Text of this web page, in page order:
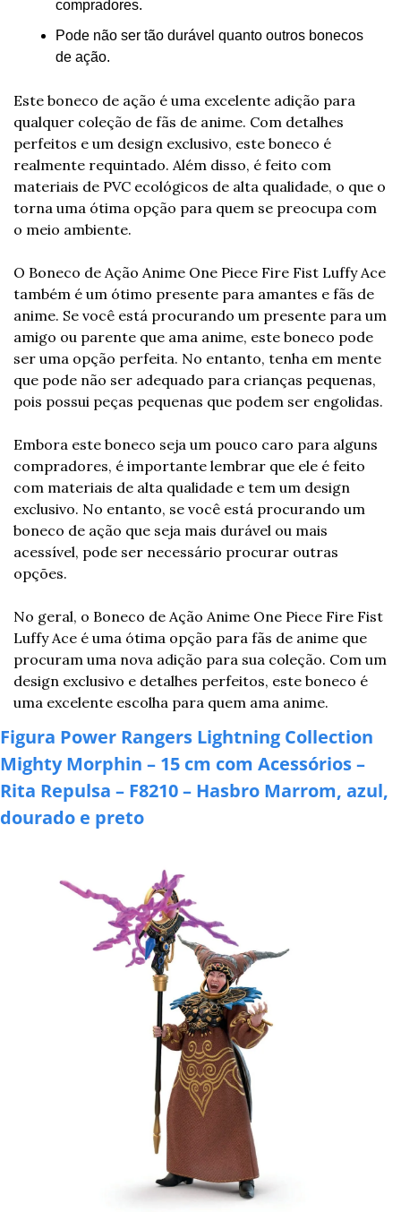
compradores.
Pode não ser tão durável quanto outros bonecos
de ação.
Este boneco de ação é uma excelente adição para
qualquer coleção de fãs de anime. Com detalhes
perfeitos e um design exclusivo, este boneco é
realmente requintado. Além disso, é feito com
materiais de PVC ecológicos de alta qualidade, o que o
torna uma ótima opção para quem se preocupa com
o meio ambiente.
O Boneco de Ação Anime One Piece Fire Fist Luffy Ace
também é um ótimo presente para amantes e fãs de
anime. Se você está procurando um presente para um
amigo ou parente que ama anime, este boneco pode
ser uma opção perfeita. No entanto, tenha em mente
que pode não ser adequado para crianças pequenas,
pois possui peças pequenas que podem ser engolidas.
Embora este boneco seja um pouco caro para alguns
compradores, é importante lembrar que ele é feito
com materiais de alta qualidade e tem um design
exclusivo. No entanto, se você está procurando um
boneco de ação que seja mais durável ou mais
acessível, pode ser necessário procurar outras
opções.
No geral, o Boneco de Ação Anime One Piece Fire Fist
Luffy Ace é uma ótima opção para fãs de anime que
procuram uma nova adição para sua coleção. Com um
design exclusivo e detalhes perfeitos, este boneco é
uma excelente escolha para quem ama anime.
Figura Power Rangers Lightning Collection
Mighty Morphin – 15 cm com Acessórios –
Rita Repulsa – F8210 – Hasbro Marrom, azul,
dourado e preto